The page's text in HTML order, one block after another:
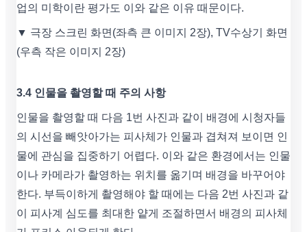
업의 미학이란 평가도 이와 같은 이유 때문이다.
▼ 극장 스크린 화면(좌측 큰 이미지 2장), TV수상기 화면
(우측 작은 이미지 2장)
3.4 인물을 촬영할 때 주의 사항
인물을 촬영할 때 다음 1번 사진과 같이 배경에 시청자들
의 시선을 빼앗아가는 피사체가 인물과 겹쳐져 보이면 인
물에 관심을 집중하기 어렵다. 이와 같은 환경에서는 인물
이나 카메라가 촬영하는 위치를 옮기며 배경을 바꾸어야
한다. 부득이하게 촬영해야 할 때에는 다음 2번 사진과 같
이 피사계 심도를 최대한 얕게 조절하면서 배경의 피사체